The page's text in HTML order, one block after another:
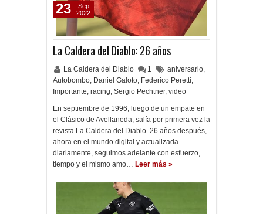
La Caldera del Diablo: 26 años
La Caldera del Diablo 1 aniversario,
Autobombo, Daniel Galoto, Federico Peretti,
Importante, racing, Sergio Pechtner, video
En septiembre de 1996, luego de un empate en
el Clásico de Avellaneda, salía por primera vez la
revista La Caldera del Diablo. 26 años después,
ahora en el mundo digital y actualizada
diariamente, seguimos adelante con esfuerzo,
tiempo y el mismo amo… Leer más »
23
Sep
2022